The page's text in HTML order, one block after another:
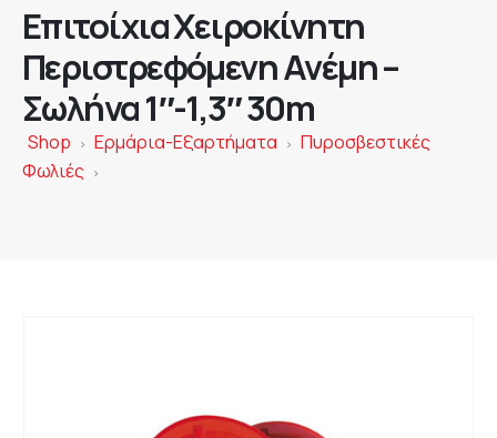
Επιτοίχια Χειροκίνητη
Περιστρεφόμενη Ανέμη –
Σωλήνα 1″-1,3″ 30m
Shop > Ερμάρια-Εξαρτήματα > Πυροσβεστικές
Φωλιές
>